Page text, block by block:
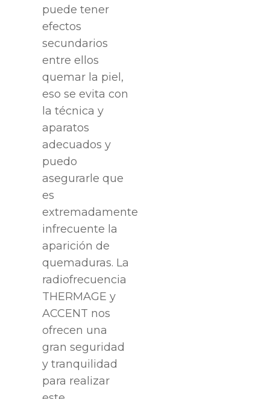
puede tener
efectos
secundarios
entre ellos
quemar la piel,
eso se evita con
la técnica y
aparatos
adecuados y
puedo
asegurarle que
es
extremadamente
infrecuente la
aparición de
quemaduras. La
radiofrecuencia
THERMAGE y
ACCENT nos
ofrecen una
gran seguridad
y tranquilidad
para realizar